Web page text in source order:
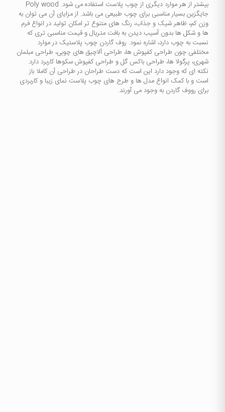
بیشتر از هر موارد دیگری از چوب پلاست استفاده می شود. Poly wood
جایگزین بسیار مناسبی برای چوب طبیعی می باشد. از مزایای آن می توان به
وزن کم، ظاهر شیک و جذاب، رنگ های متنوع تر امکان تولید در انواع فرم
ها و شکل ها بدون آسیب دیدن به بافت متریال و قیمت مناسبی تری که
نسبت به چوب دارد، اشاره نمود. روف گاردن چوب پلاستیک در موارد
مختلفی چون طراحی کفپوش ها، طراحی آلاچیق های چوبی، طراحی مبلمان
شهری، پرگولا ها، طراحی باکس گل و طراحی کفپوش سکوها کاربرد دارد.
نکته ای که وجود دارد این است که دست طراحان در طراحی آن کاملا باز
است و با کمک انواع مدل ها و طرح های چوب پلاست نمای زیبا و کاربردی
برای رووف گاردن به وجود می آورند.